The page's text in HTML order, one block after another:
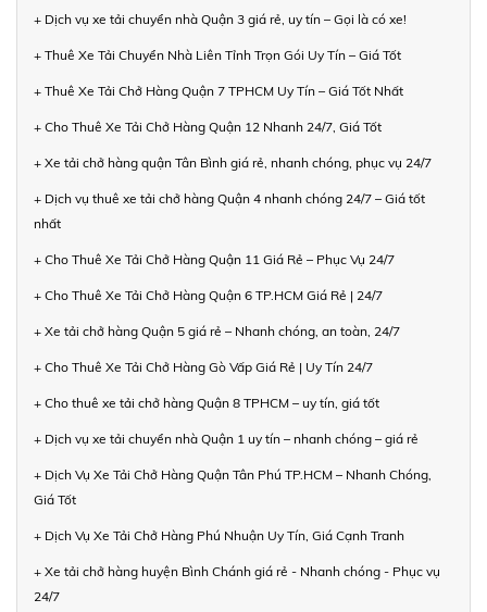
+ Dịch vụ xe tải chuyển nhà Quận 3 giá rẻ, uy tín – Gọi là có xe!
+ Thuê Xe Tải Chuyển Nhà Liên Tỉnh Trọn Gói Uy Tín – Giá Tốt
+ Thuê Xe Tải Chở Hàng Quận 7 TPHCM Uy Tín – Giá Tốt Nhất
+ Cho Thuê Xe Tải Chở Hàng Quận 12 Nhanh 24/7, Giá Tốt
+ Xe tải chở hàng quận Tân Bình giá rẻ, nhanh chóng, phục vụ 24/7
+ Dịch vụ thuê xe tải chở hàng Quận 4 nhanh chóng 24/7 – Giá tốt
nhất
+ Cho Thuê Xe Tải Chở Hàng Quận 11 Giá Rẻ – Phục Vụ 24/7
+ Cho Thuê Xe Tải Chở Hàng Quận 6 TP.HCM Giá Rẻ | 24/7
+ Xe tải chở hàng Quận 5 giá rẻ – Nhanh chóng, an toàn, 24/7
+ Cho Thuê Xe Tải Chở Hàng Gò Vấp Giá Rẻ | Uy Tín 24/7
+ Cho thuê xe tải chở hàng Quận 8 TPHCM – uy tín, giá tốt
+ Dịch vụ xe tải chuyển nhà Quận 1 uy tín – nhanh chóng – giá rẻ
+ Dịch Vụ Xe Tải Chở Hàng Quận Tân Phú TP.HCM – Nhanh Chóng,
Giá Tốt
+ Dịch Vụ Xe Tải Chở Hàng Phú Nhuận Uy Tín, Giá Cạnh Tranh
+ Xe tải chở hàng huyện Bình Chánh giá rẻ - Nhanh chóng - Phục vụ
24/7